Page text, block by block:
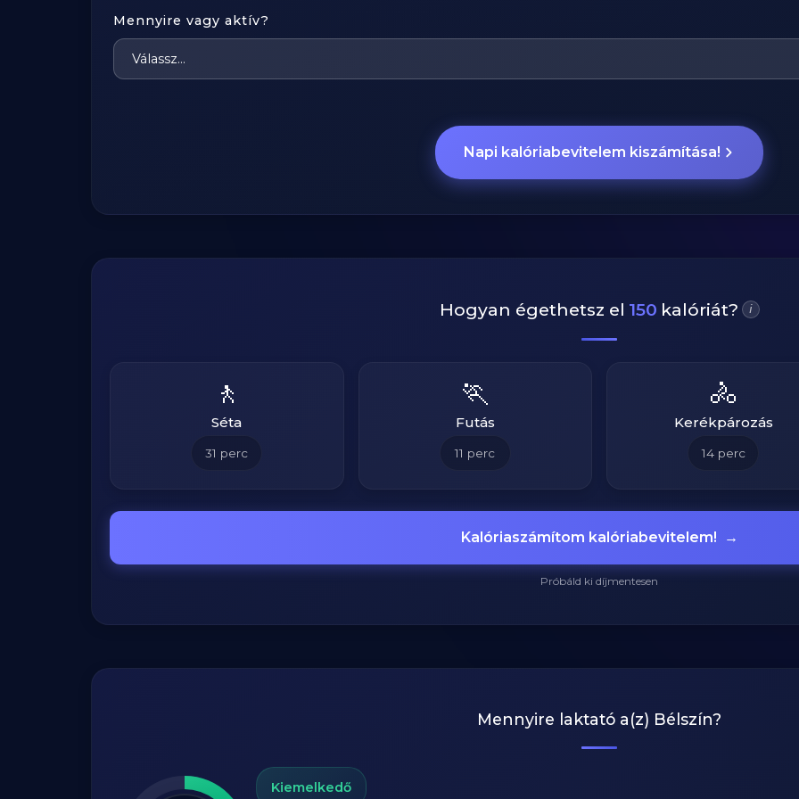
Mennyire vagy aktív?
Napi kalóriabevitelem kiszámítása!
Hogyan égethetsz el 150 kalóriát? i
🚶
Séta
31 perc
🏃
Futás
11 perc
🚴
Kerékpározás
14perc
Kalóriaszámítom kalóriabevitelem! →
Próbáld ki díjmentesen
Mennyire laktató a(z) Bélszín?
Kiemelkedő